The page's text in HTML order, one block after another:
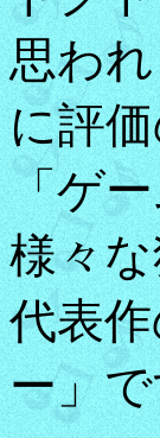
思わ
に評
「ゲ
様々
代表
ー」